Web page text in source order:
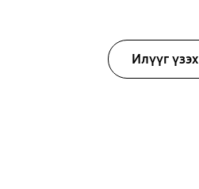
Илүүг үзэх